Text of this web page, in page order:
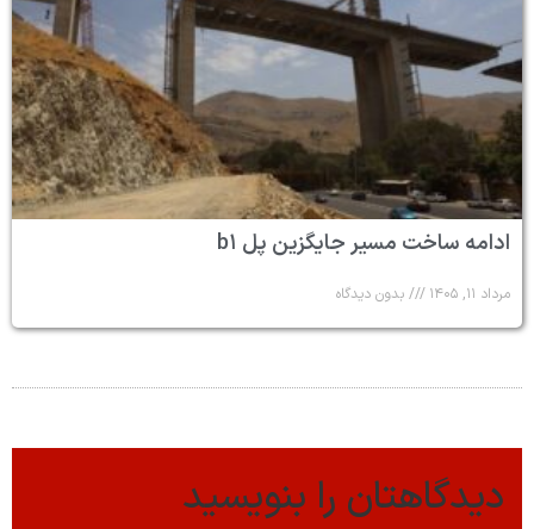
ادامه ساخت مسیر جایگزین پل b۱
مرداد ۱۱, ۱۴۰۵ بدون دیدگاه
دیدگاهتان را بنویسید